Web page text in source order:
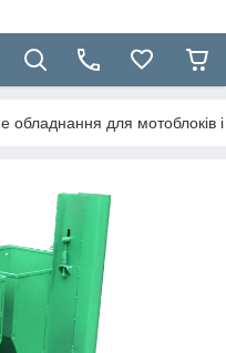
обладнання для мотоблоків і